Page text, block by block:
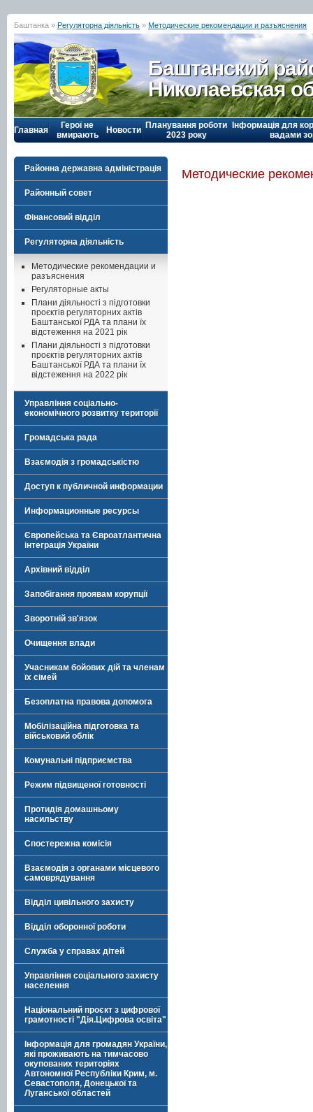
Баштанка » Регуляторна діяльність » Методические рекомендации и разъяснения
Баштанский
Николаевская
Главная
Герої не
вмирають
Новости Планування роботи
2023 року
Інформація для
вадами
Районна державна адміністрація
Районный совет
Фінансовий відділ
Регуляторна діяльність
Методические рекомендации и
разъяснения
Регуляторные акты
Плани діяльності з підготовки
проєктів регуляторних актів
Баштанської РДА та плани їх
відстеження на 2021 рік
Плани діяльності з підготовки
проєктів регуляторних актів
Баштанської РДА та плани їх
відстеження на 2022 рік
Управління соціально-
економічного розвитку території
Громадська рада
Взаємодія з громадськістю
Доступ к публичной информации
Информационные ресурсы
Європейська та Євроатлантична
інтеграція України
Архівний відділ
Запобігання проявам корупції
Зворотній зв'язок
Очищення влади
Учасникам бойових дій та членам
їх сімей
Безоплатна правова допомога
Мобілізаційна підготовка та
військовий облік
Комунальні підприємства
Режим підвищеної готовності
Протидія домашньому
насильству
Спостережна комісія
Взаємодія з органами місцевого
самоврядування
Відділ цивільного захисту
Відділ оборонної роботи
Служба у справах дітей
Управління соціального захисту
населення
Національний проєкт з цифрової
грамотності "Дія.Цифрова освіта"
Інформація для громадян України,
які проживають на тимчасово
окупованих територіях
Автономної Республіки Крим, м.
Севастополя, Донецької та
Луганської областей
Методические